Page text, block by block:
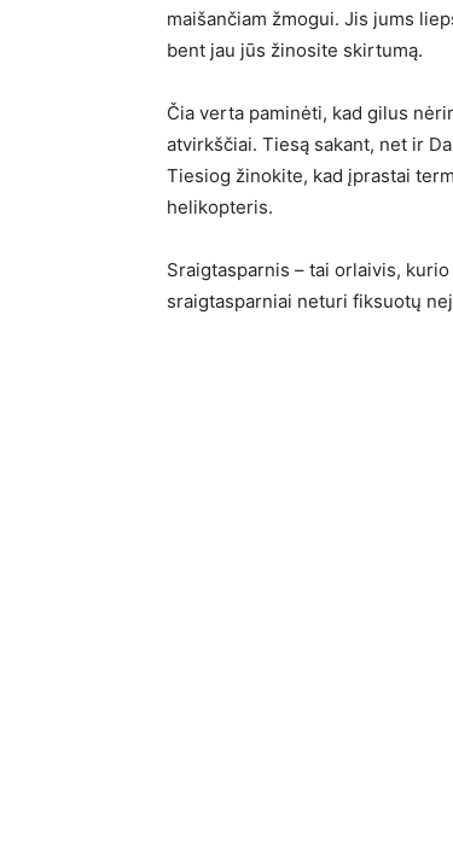
maišančiam žmogui. Jis jums
bent jau jūs žinosite skirtumą.
Čia verta paminėti, kad gilus
atvirkščiai. Tiesą sakant, net ir
Tiesiog žinokite, kad įprastai
helikopteris.
Sraigtasparnis – tai orlaivis,
sraigtasparniai neturi fiksuotų